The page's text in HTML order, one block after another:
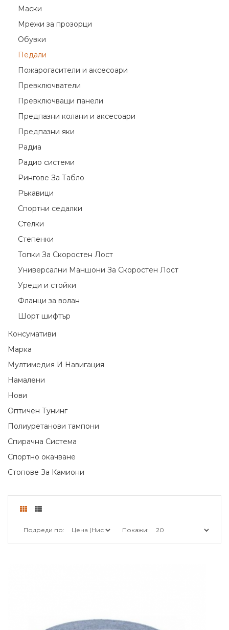
Маски
Мрежи за прозорци
Обувки
Педали
Пожарогасители и аксесоари
Превключватели
Превключващи панели
Предпазни колани и аксесоари
Предпазни яки
Радиа
Радио системи
Рингове За Табло
Ръкавици
Спортни седалки
Стелки
Степенки
Топки За Скоростен Лост
Универсални Маншони За Скоростен Лост
Уреди и стойки
Фланци за волан
Шорт шифтър
Консумативи
Марка
Мултимедия И Навигация
Намалени
Нови
Оптичен Тунинг
Полиуретанови тампони
Спирачна Система
Спортно окачване
Стопове За Камиони
Подреди по: Покажи: